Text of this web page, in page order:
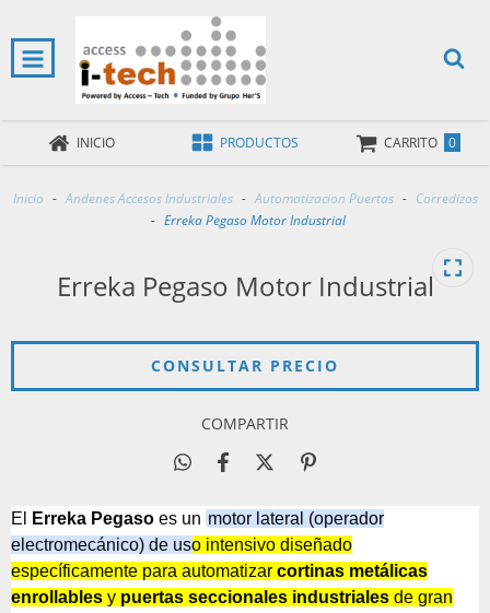
INICIO PRODUCTOS CARRITO 0
Inicio - Andenes Accesos Industriales - Automatizacion Puertas - Corredizos
- Erreka Pegaso Motor Industrial
Erreka Pegaso Motor Industrial
COMPARTIR
El Erreka Pegaso es un motor lateral (operador
electromecánico) de uso intensivo diseñado
específicamente para automatizar cortinas metálicas
enrollables y puertas seccionales industriales de gran